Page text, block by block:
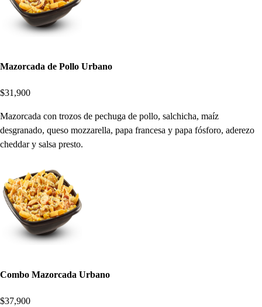
Mazorcada de Pollo Urbano
$31,900
Mazorcada con trozos de pechuga de pollo, salchicha, maíz
desgranado, queso mozzarella, papa francesa y papa fósforo, aderezo
cheddar y salsa presto.
Combo Mazorcada Urbano
$37,900